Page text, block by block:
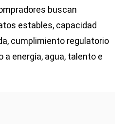
buscan
estables, capacidad
cumplimiento regulatorio
energía, agua, talento e